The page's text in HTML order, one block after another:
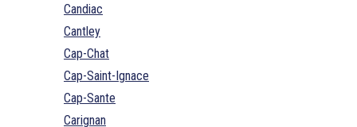
Candiac
Cantley
Cap-Chat
Cap-Saint-Ignace
Cap-Sante
Carignan